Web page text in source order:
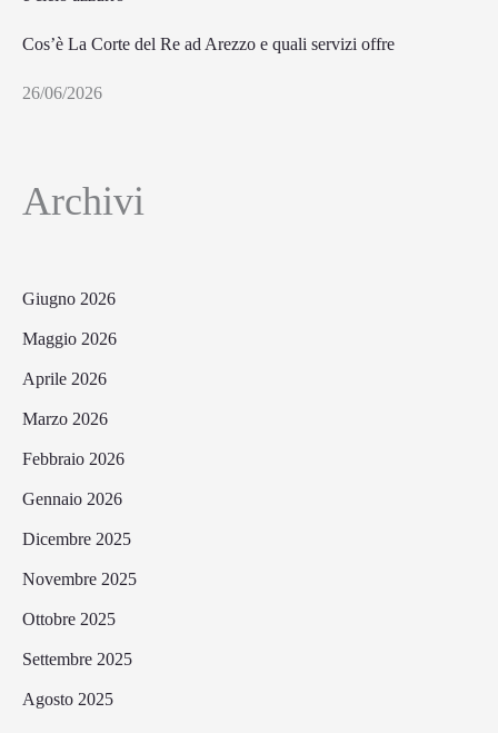
Cos’è La Corte del Re ad Arezzo e quali servizi offre
26/06/2026
Archivi
Giugno 2026
Maggio 2026
Aprile 2026
Marzo 2026
Febbraio 2026
Gennaio 2026
Dicembre 2025
Novembre 2025
Ottobre 2025
Settembre 2025
Agosto 2025